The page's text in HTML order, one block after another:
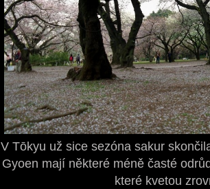
V Tōkyu už sice sezóna sakur
Gyoen mají některé méně časté
které kvetou